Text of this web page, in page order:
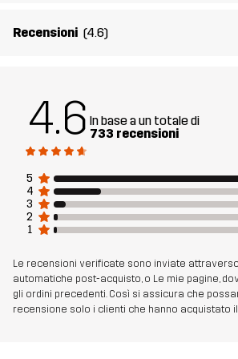
95% Poliestere
Sostenibilità Dettagli riciclati
Realizzato per TREKKING
Numero di
articolo
10766_4773
Recensioni (4.6)
4.6 In base a un totale di
733 recensioni
5
4
3
2
1
Le recensioni verificate sono inviate
automatiche post-acquisto, o Le mie pagine,
gli ordini precedenti. Così si assicura che
recensione solo i clienti che hanno acquistato